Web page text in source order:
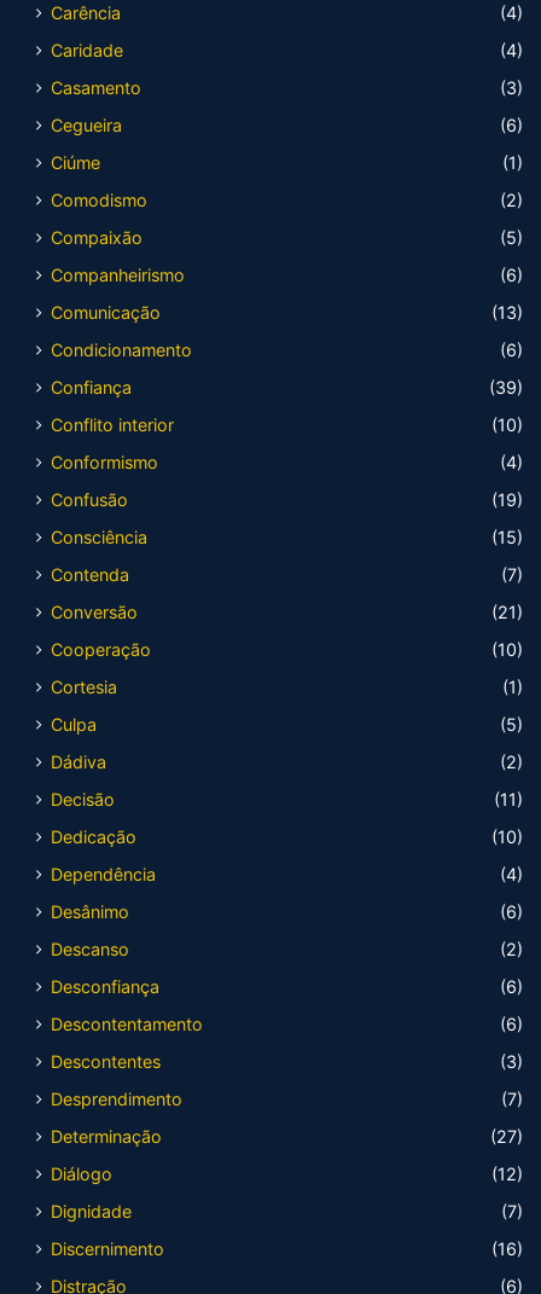
Carência
(4)
Caridade
(4)
Casamento
(3)
Cegueira
(6)
Ciúme
(1)
Comodismo
(2)
Compaixão
(5)
Companheirismo
(6)
Comunicação
(13)
Condicionamento
(6)
Confiança
(39)
Conflito interior
(10)
Conformismo
(4)
Confusão
(19)
Consciência
(15)
Contenda
(7)
Conversão
(21)
Cooperação
(10)
Cortesia
(1)
Culpa
(5)
Dádiva
(2)
Decisão
(11)
Dedicação
(10)
Dependência
(4)
Desânimo
(6)
Descanso
(2)
Desconfiança
(6)
Descontentamento
(6)
Descontentes
(3)
Desprendimento
(7)
Determinação
(27)
Diálogo
(12)
Dignidade
(7)
Discernimento
(16)
Distração
(6)